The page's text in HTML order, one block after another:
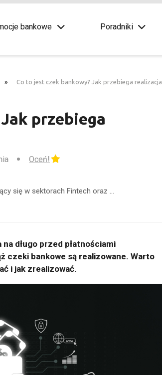
bankowe Poradniki
»
Co to jest czek bankowy? Jak przebiega realizacja
przebiega
Oceń!
się w sektorach Fintech oraz …
długo przed płatnościami
czeki bankowe są realizowane. Warto
i jak zrealizować.